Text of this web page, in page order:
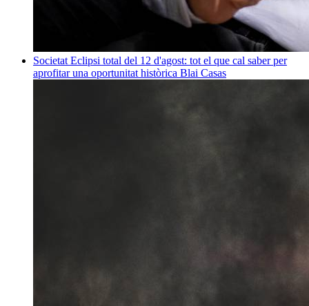
Societat Eclipsi total del 12 d'agost: tot el que cal saber per
aprofitar una oportunitat històrica Blai Casas